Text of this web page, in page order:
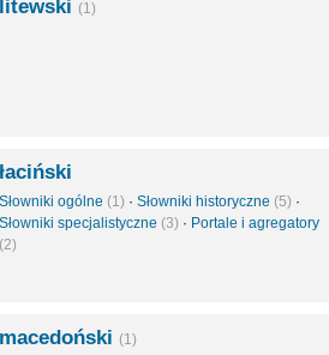
litewski (1)
łaciński
Słowniki ogólne (1) · Słowniki historyczne (5) ·
Słowniki specjalistyczne (3) · Portale i agregatory
(2)
macedoński (1)